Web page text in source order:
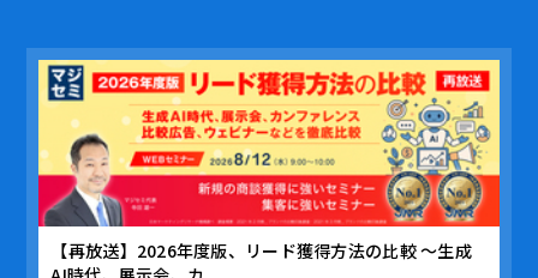
【再放送】2026年度版、リード獲得方法の比較 ～生成